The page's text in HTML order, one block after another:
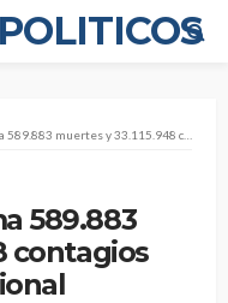
y 33.115.948 contagios por covid-19 – El Nacional
589.883
contagios